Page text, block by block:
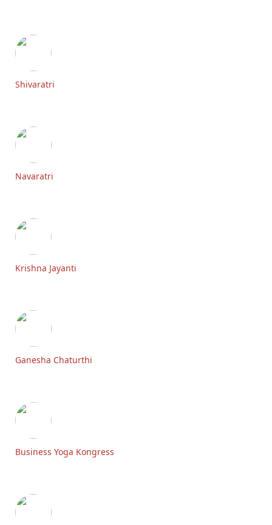
Shivaratri
Navaratri
Krishna Jayanti
Ganesha Chaturthi
Business Yoga Kongress